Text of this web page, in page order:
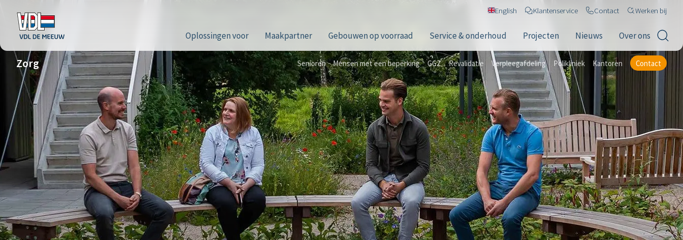
English Klantenservice Contact Werken bij
Oplossingen voor Maakpartner Gebouwen op voorraad Service & onderhoud Projecten Nieuws Over ons
Zorg Senioren Mensen met een beperking GGZ Revalidatie Verpleegafdeling Polikliniek Kantoren Contact